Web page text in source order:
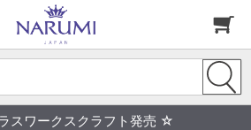
スワークスクラフト発売 ☆